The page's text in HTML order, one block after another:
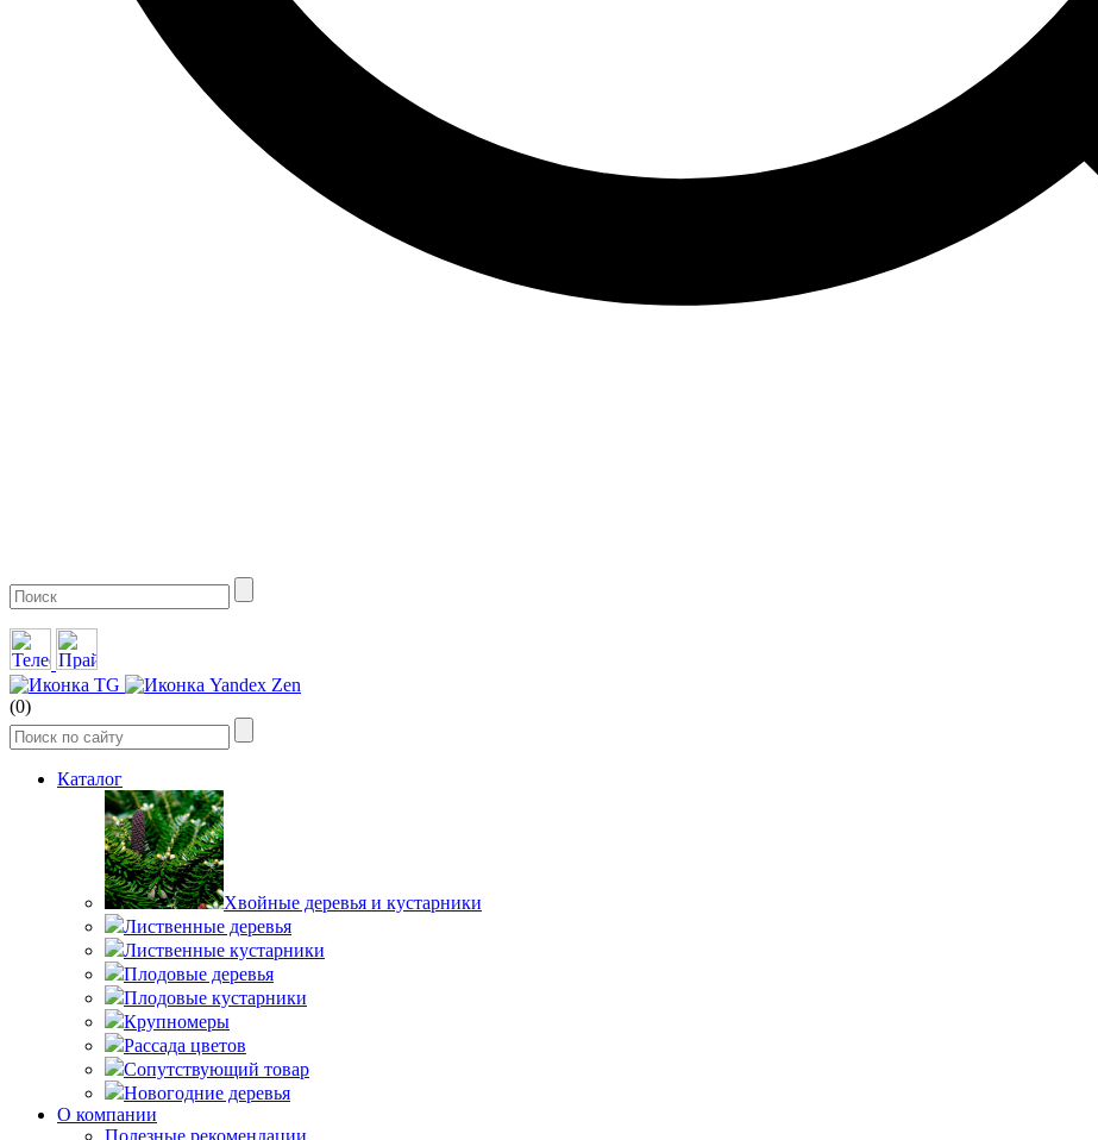
(0)
Каталог
Хвойные деревья и кустарники
Лиственные деревья
Лиственные кустарники
Плодовые деревья
Плодовые кустарники
Крупномеры
Рассада цветов
Сопутствующий товар
Новогодние деревья
О компании
Полезные рекомендации